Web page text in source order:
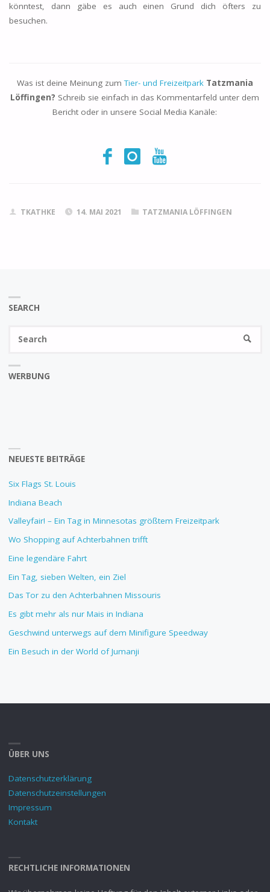
könntest, dann gäbe es auch einen Grund dich öfters zu
besuchen.
Was ist deine Meinung zumTier- und Freizeitpark Tatzmania
Löffingen? Schreib sie einfach in das Kommentarfeld unter dem
Bericht oder in unsere Social Media Kanäle:
TKATHKE 14. MAI 2021 TATZMANIA LÖFFINGEN
SEARCH
WERBUNG
NEUESTE BEITRÄGE
Six Flags St. Louis
Indiana Beach
Valleyfair! – Ein Tag in Minnesotas größtem Freizeitpark
Wo Shopping auf Achterbahnen trifft
Eine legendäre Fahrt
Ein Tag, sieben Welten, ein Ziel
Das Tor zu den Achterbahnen Missouris
Es gibt mehr als nur Mais in Indiana
Geschwind unterwegs auf dem Minifigure Speedway
Ein Besuch in der World of Jumanji
ÜBER UNS
Datenschutzerklärung
Datenschutzeinstellungen
Impressum
Kontakt
RECHTLICHE INFORMATIONEN